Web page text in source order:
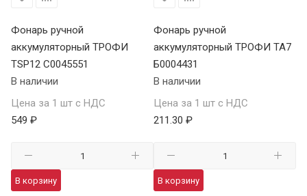
Фонарь ручной
аккумуляторный ТРОФИ
TSP12 C0045551
В наличии
Цена за 1 шт с НДС
549 ₽
В корзину
Фонарь ручной
аккумуляторный ТРОФИ TA7
Б0004431
В наличии
Цена за 1 шт с НДС
211.30 ₽
В корзину